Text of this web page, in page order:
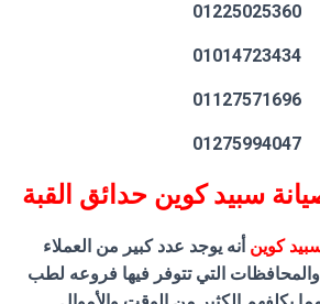
01225025360
01014723434
01127571696
01275994047
سبيد كوين حدائق القبة
كوين أنه يوجد عدد كبير من العملاء
التي تتوفر فيها فروعه لطب